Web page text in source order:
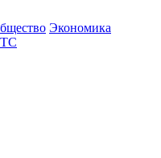
Экономика